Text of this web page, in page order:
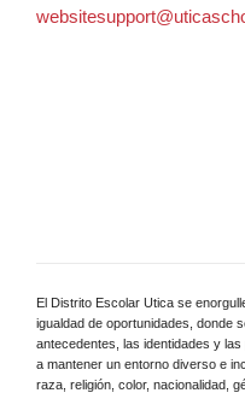
El Distrito Escolar Utica se
igualdad de oportunidades, donde
antecedentes, las identidades y
a mantener un entorno diverso e
raza, religión, color, nacionalidad,